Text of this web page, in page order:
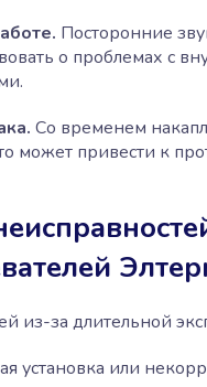
Посторонние
о проблемах с
Со временем
может привести к
из-за длительной
установка или